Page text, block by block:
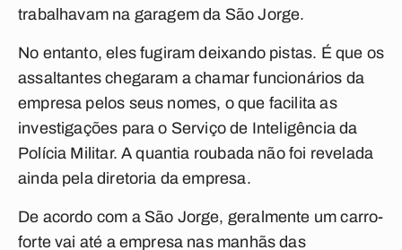
trabalhavam na garagem da São Jorge.
No entanto, eles fugiram deixando pistas. É que os
assaltantes chegaram a chamar funcionários da
empresa pelos seus nomes, o que facilita as
investigações para o Serviço de Inteligência da
Polícia Militar. A quantia roubada não foi revelada
ainda pela diretoria da empresa.
De acordo com a São Jorge, geralmente um carro-
forte vai até a empresa nas manhãs das